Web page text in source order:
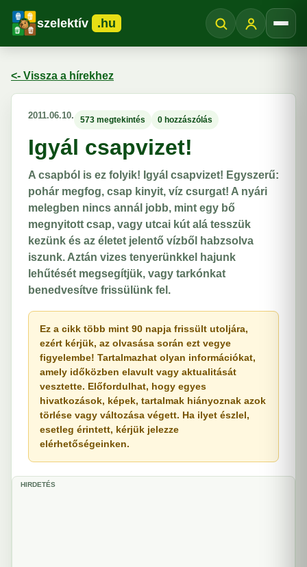
szelektív .hu
<- Vissza a hírekhez
2011.06.10. 573 megtekintés 0 hozzászólás
Igyál csapvizet!
A csapból is ez folyik! Igyál csapvizet! Egyszerű:
pohár megfog, csap kinyit, víz csurgat! A nyári
melegben nincs annál jobb, mint egy bő
megnyitott csap, vagy utcai kút alá tesszük
kezünk és az életet jelentő vízből habzsolva
iszunk. Aztán vizes tenyerünkkel hajunk
lehűtését megsegítjük, vagy tarkónkat
benedvesítve frissülünk fel.
Ez a cikk több mint 90 napja frissült utoljára,
ezért kérjük, az olvasása során ezt vegye
figyelembe! Tartalmazhat olyan információkat,
amely időközben elavult vagy aktualitását
vesztette. Előfordulhat, hogy egyes
hivatkozások, képek, tartalmak hiányoznak azok
törlése vagy változása végett. Ha ilyet észlel,
esetleg érintett, kérjük jelezze
elérhetőségeinken.
HIRDETÉS